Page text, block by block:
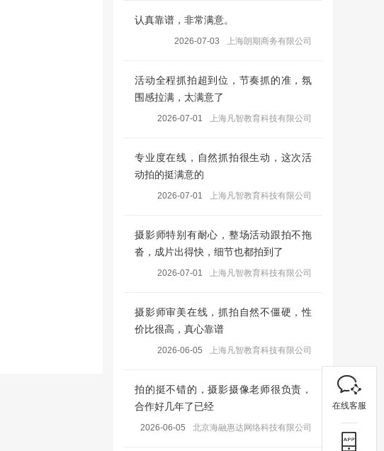
认真靠谱，非常满意。
2026-07-03 上海朗期商务有限公司
活动全程抓拍超到位，节奏抓的准，氛
围感拉满，太满意了
2026-07-01 上海凡智教育科技有限公司
专业度在线，自然抓拍很生动，这次活
动拍的挺满意的
2026-07-01 上海凡智教育科技有限公司
摄影师特别有耐心，整场活动跟拍不拖
沓，成片出得快，细节也都拍到了
2026-07-01 上海凡智教育科技有限公司
摄影师审美在线，抓拍自然不僵硬，性
价比很高，真心靠谱
2026-06-05 上海凡智教育科技有限公司
拍的挺不错的，摄影摄像老师很负责，
合作好几年了已经
2026-06-05 北京海融惠达网络科技有限公司
在线客服